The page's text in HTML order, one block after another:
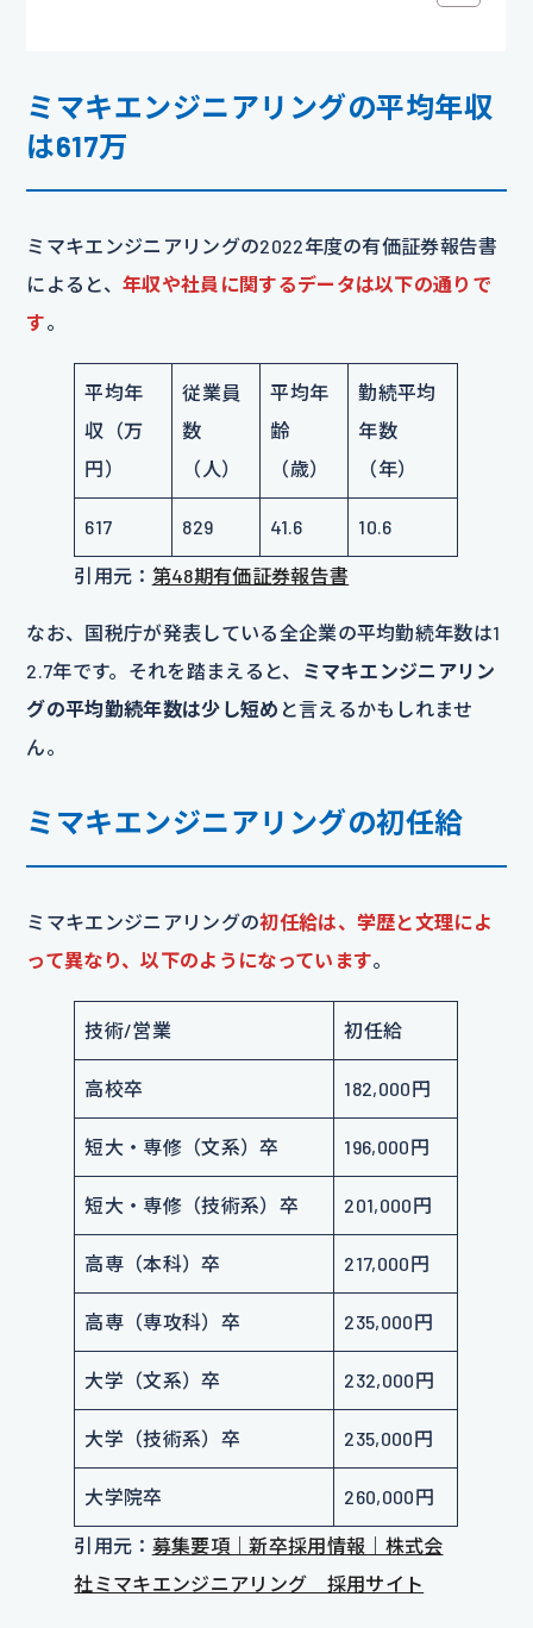
ミマキエンジニアリングの平均年収
は617万
ミマキエンジニアリングの2022年度の有価証券報告書
によると、 年収や社員に関するデータは以下の通りで
す。
平均年
収（万
円）
従業員
数
（人）
平均年
齢
（歳）
勤続平均
年数
（年）
617 829 41.6 10.6
引用元： 第48期有価証券報告書
なお、国税庁が発表している全企業の平均勤続年数は1
2.7年です。それを踏まえると、
ミマキエンジニアリン
グの平均勤続年数は少し短め と言えるかもしれませ
ん。
ミマキエンジニアリングの初任給
ミマキエンジニアリングの初任給は、学歴と文理によ
って異なり、以下のようになっています。
技術/営業 初任給
高校卒 182,000円
短大・専修（文系）卒 196,000円
短大・専修（技術系）卒 201,000円
高専（本科）卒 217,000円
高専（専攻科）卒 235,000円
大学（文系）卒 232,000円
大学（技術系）卒 235,000円
大学院卒 260,000円
引用元： 募集要項｜新卒採用情報｜株式会
社ミマキエンジニアリング 採用サイト